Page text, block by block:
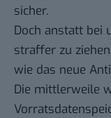
sicher.
Doch anstatt bei
straffer zu
wie das neue
Die mittlerweile